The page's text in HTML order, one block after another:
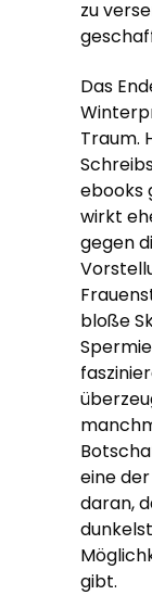
zu
Das
Traum.
ebooks
wirkt
gegen
bloße
eine
daran,
gibt.